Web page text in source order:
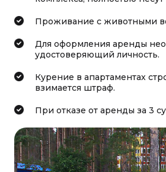
Проживание с животными
Для оформления аренды
удостоверяющий личность.
Курение в апартаментах
взимается штраф.
При отказе от аренды за 3